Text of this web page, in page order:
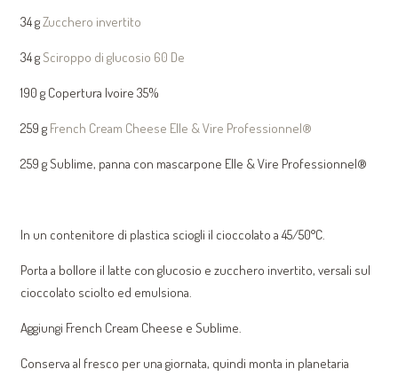
34 gZucchero invertito
34 g Sciroppo di glucosio 60 De
190 g Copertura Ivoire 35%
259 g French Cream Cheese Elle & Vire Professionnel®
259 g Sublime, panna con mascarpone Elle & Vire Professionnel®
In un contenitore di plastica sciogli il cioccolato a 45/50°C.
Porta a bollore il latte con glucosio e zucchero invertito, versali sul
cioccolato sciolto ed emulsiona.
Aggiungi French Cream Cheese e Sublime.
Conserva al fresco per una giornata, quindi monta in planetaria